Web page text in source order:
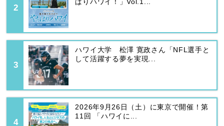
ハワイ大学 松澤 寛政さん「NFL選手と
して活躍する夢を実現...
2026年9月26日（土）に東京で開催！第
11回 「ハワイに...